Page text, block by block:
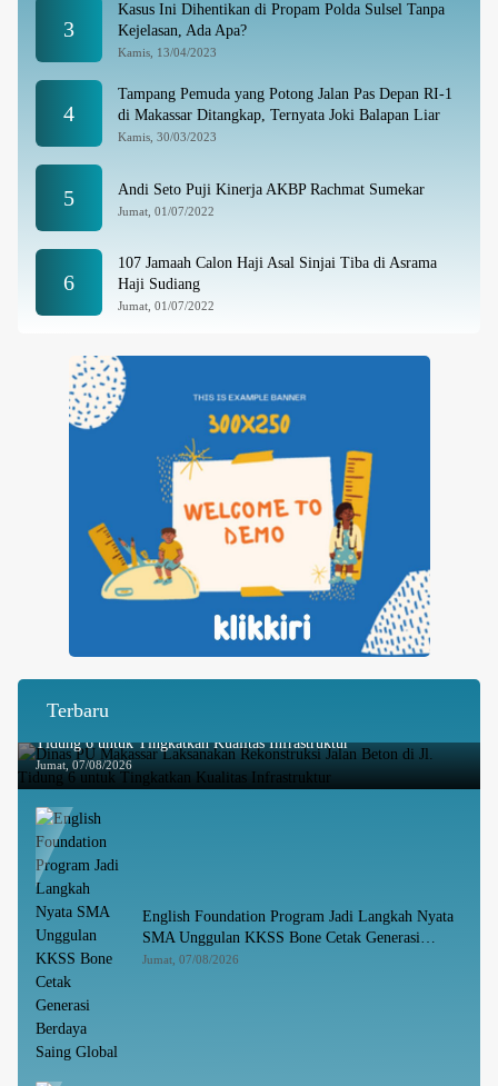
3
Kasus Ini Dihentikan di Propam Polda Sulsel Tanpa
Kejelasan, Ada Apa?
Kamis, 13/04/2023
4
Tampang Pemuda yang Potong Jalan Pas Depan RI-1
di Makassar Ditangkap, Ternyata Joki Balapan Liar
Kamis, 30/03/2023
5 Andi Seto Puji Kinerja AKBP Rachmat Sumekar
Jumat, 01/07/2022
6
107 Jamaah Calon Haji Asal Sinjai Tiba di Asrama
Haji Sudiang
Jumat, 01/07/2022
Terbaru
Dinas PU Makassar Laksanakan Rekonstruksi Jalan Beton di Jl.
Tidung 6 untuk Tingkatkan Kualitas Infrastruktur
Jumat, 07/08/2026
English Foundation Program Jadi Langkah Nyata
SMA Unggulan KKSS Bone Cetak Generasi
Berdaya Saing Global
Jumat, 07/08/2026